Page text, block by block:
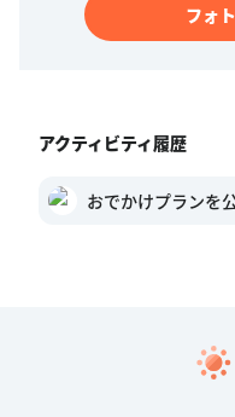
フォ
アクティビティ履歴
おでかけプランを